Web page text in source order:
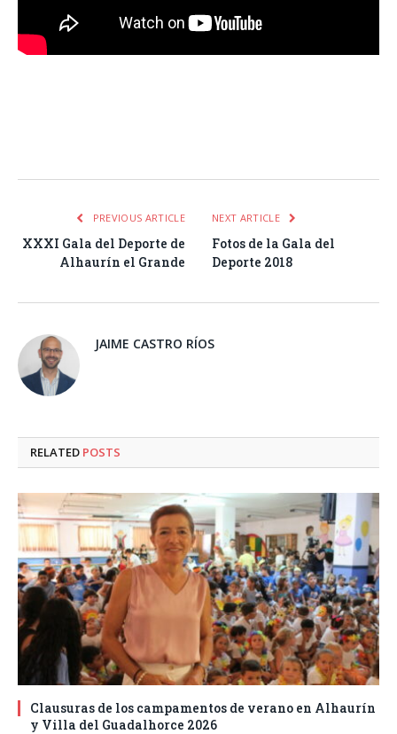
PREVIOUS ARTICLE
XXXI Gala del Deporte de
Alhaurín el Grande
NEXT ARTICLE
Fotos de la Gala del
Deporte 2018
JAIME CASTRO RÍOS
RELATED POSTS
Clausuras de los campamentos de verano en Alhaurín
y Villa del Guadalhorce 2026